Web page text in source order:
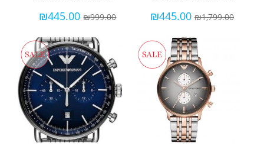
₪1,799.00
₪445.00
₪999.00
₪445.00